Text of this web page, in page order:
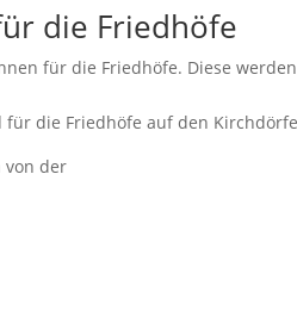
die Friedhöfe
für die Friedhöfe. Diese
für die Friedhöfe auf den
von der